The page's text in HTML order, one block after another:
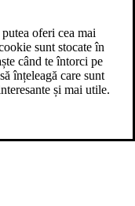
oferi cea mai
sunt stocate în
când te întorci pe
înțeleagă care sunt
și mai utile.